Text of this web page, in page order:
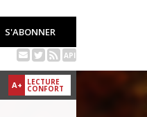
S'ABONNER
API
A+ LECTURE
CONFORT